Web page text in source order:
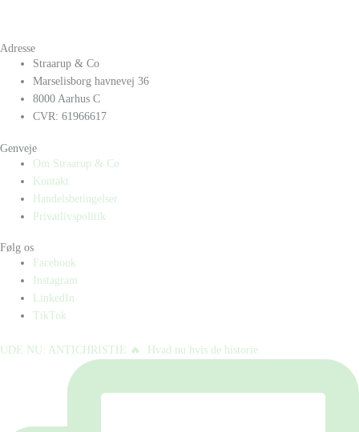
Adresse
Straarup & Co
Marselisborg havnevej 36
8000 Aarhus C
CVR: 61966617
Genveje
Om Straarup & Co
Kontakt
Handelsbetingelser
Privatlivspolitik
Følg os
Facebook
Instagram
LinkedIn
TikTok
UDE NU: ANTICHRISTIE 🔥⁠ ⁠ Hvad nu hvis de historie